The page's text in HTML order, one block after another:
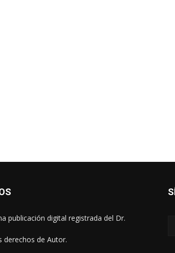
publicación digital registrada del Dr.
derechos de Autor.